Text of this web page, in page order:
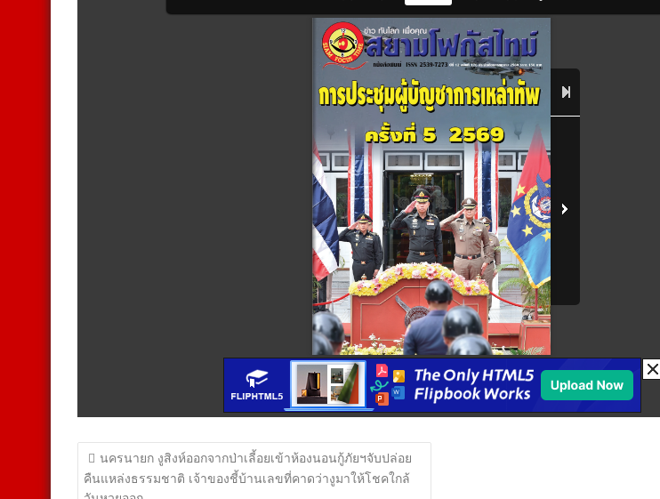
แนะแนว
เรื่อง
นครนายก งูสิงห์ออกจากป่าเลี้อยเข้าห้องนอนกู้ภัยฯจับปล่อย
คืนแหล่งธรรมชาติ เจ้าของชี้บ้านเลขที่คาดว่างูมาให้โชคใกล้